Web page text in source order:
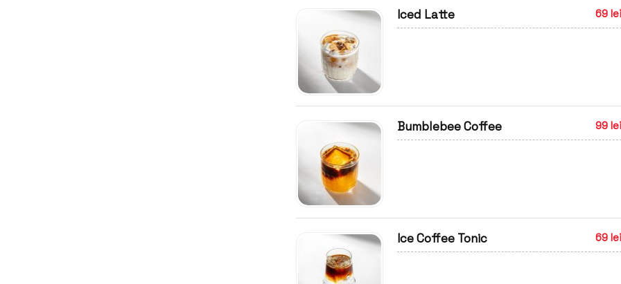
Iced Latte 69 lei
Bumblebee Coffee 99 lei
Ice Coffee Tonic 69 lei